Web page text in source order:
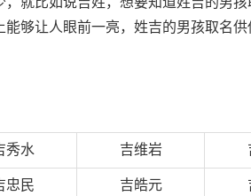
够让人眼前一亮，姓吉的男孩取名供
秀水 吉维岩
忠民 吉皓元